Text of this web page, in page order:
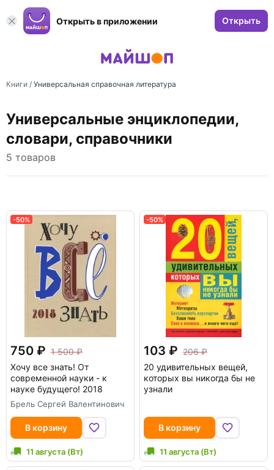
Открыть в приложении Открыть
Книги / Универсальная справочная литература
Универсальные энциклопедии,
словари, справочники
5 товаров
-50%
750
1 500
Хочу все знать! От
современной науки - к
науке будущего! 2018
Брель Сергей Валентинович
В корзину
11 августа (Вт)
-50%
103
206
20 удивительных вещей,
которых вы никогда бы не
узнали
В корзину
11 августа (Вт)